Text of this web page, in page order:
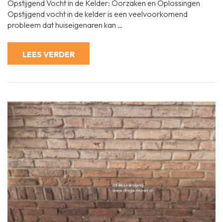
vocht
in
de
Opstijgend Vocht in de Kelder: Oorzaken en Oplossingen
Opstijgend vocht in de kelder is een veelvoorkomend
probleem dat huiseigenaren kan …
LEES VERDER